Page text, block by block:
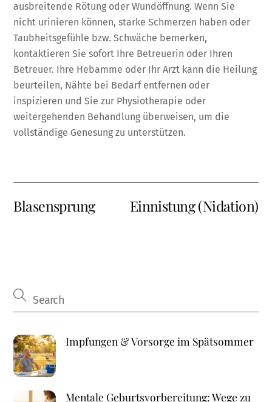
ausbreitende Rötung oder Wundöffnung. Wenn Sie
nicht urinieren können, starke Schmerzen haben oder
Taubheitsgefühle bzw. Schwäche bemerken,
kontaktieren Sie sofort Ihre Betreuerin oder Ihren
Betreuer. Ihre Hebamme oder Ihr Arzt kann die Heilung
beurteilen, Nähte bei Bedarf entfernen oder
inspizieren und Sie zur Physiotherapie oder
weitergehenden Behandlung überweisen, um die
vollständige Genesung zu unterstützen.
Blasensprung Einnistung (Nidation)
Impfungen & Vorsorge im Spätsommer
Mentale Geburtsvorbereitung: Wege zu